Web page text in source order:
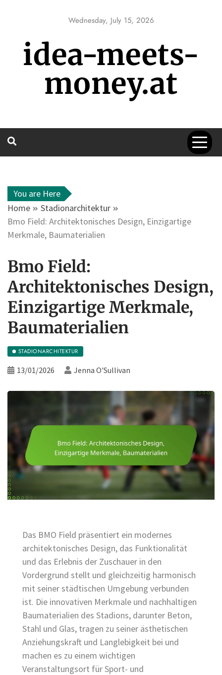
Wednesday, July 15, 2026
idea-meets-
money.at
You are Here
Home
Stadionarchitektur
Bmo Field: Architektonisches Design, Einzigartige
Merkmale, Baumaterialien
Bmo Field:
Architektonisches Design,
Einzigartige Merkmale,
Baumaterialien
STADIONARCHITEKTUR
13/01/2026 Jenna O'Sullivan
Das BMO Field präsentiert ein modernes
architektonisches Design, das Funktionalität
und das Erlebnis der Zuschauer in den
Vordergrund stellt und gleichzeitig harmonisch
mit seiner städtischen Umgebung verbunden
ist. Die innovativen Merkmale und nachhaltigen
Baumaterialien des Stadions, darunter Beton,
Stahl und Glas, tragen zu seiner ästhetischen
Anziehungskraft und Langlebigkeit bei und
machen es zu einem wichtigen
Veranstaltungsort für Sport- und